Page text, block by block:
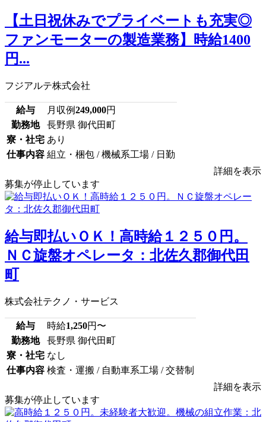
【土日祝休みでプライベートも充実◎
ファンモーターの製造業務】時給1400
円...
フジアルテ株式会社
給与 月収例249,000円
勤務地
長野県 御代田町
寮・社宅 あり
仕事内容 組立・梱包 / 機械系工場 / 日勤
詳細を表示
募集が停止しています
給与即払いＯＫ！高時給１２５０円。
ＮＣ旋盤オペレータ：北佐久郡御代田
町
株式会社テクノ・サービス
給与 時給1,250円〜
勤務地
長野県 御代田町
寮・社宅 なし
仕事内容 検査・運搬 / 自動車系工場 / 交替制
詳細を表示
募集が停止しています